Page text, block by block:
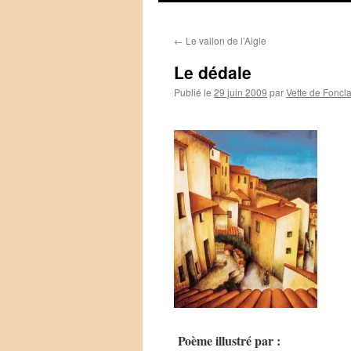
← Le vallon de l’Aigle
Le dédale
Publié le 29 juin 2009 parVette de
Poème illustré par :